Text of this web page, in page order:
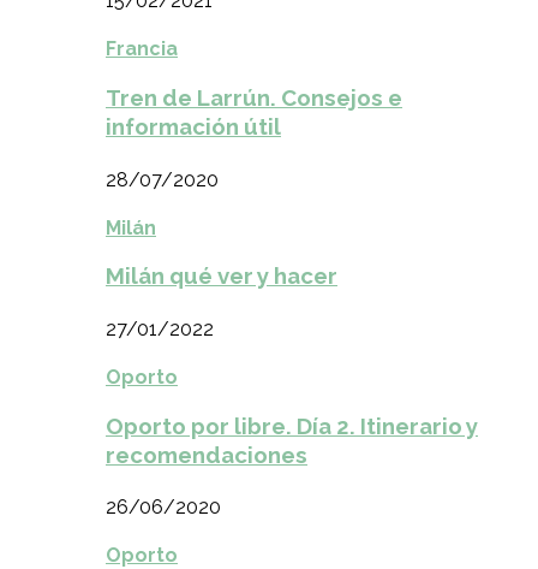
Francia
Tren de Larrún. Consejos e
información útil
28/07/2020
Milán
Milán qué ver y hacer
27/01/2022
Oporto
Oporto por libre. Día 2. Itinerario y
recomendaciones
26/06/2020
Oporto